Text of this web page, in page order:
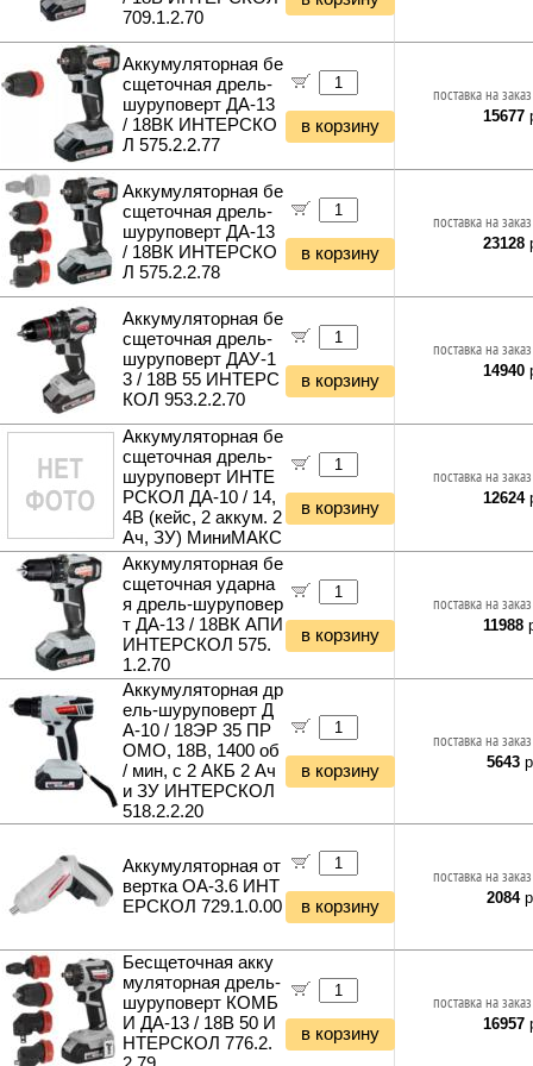
Инструменты и техника прочее
Электрика и Освещение
Выключатели и переключатели
Умные выключатели
Розетки силовые
Умные розетки
Розетки сетевые
Розетки телевизионные
Рамки и монтажные элементы
Выключатели автоматические
Выключатели дифф.тока
Реле
Щиты распределительные
Кабель силовой (бухты)
Вилки разборные
Кабельные каналы
Гофры и металлорукава
Аксесcуары для электромонтажа
Мультиметры и измерители тока
Электрика прочее
Светодиодные лампы E14
Светодиодные лампы E27
Светодиодные лампы E40
Светодиодные лампы GU4
Светодиодные лампы GU5.3
Светодиодные лампы GU10
Светодиодные лампы GX53
Светодиодные лампы G4
Светодиодные лампы G13
Умные лампы и светильники
Светодиодные светильники
Светодиодные ленты
Блоки питания для светодиодных лент
Фитосветильники и фитолампы
Светильники настольные
Фонари и мобильные светильники
Ночники и декоративные светильники
Гирлянды и гибкий неон
Услуги и Подарки
Идеи для подарков
Подарочные карты
Полезные мелочи и сувениры
Курьерская доставка
Уценённые товары
Уценка Корпуса и Блоки питания
Уценка Принтеры и Сканеры
Уценка Картриджи и Расходники
Уценка Сетевое оборудование
Уценка Электропитание
Уценка Клавиатуры и Мыши
Уценка Колонки и Наушники
Уценка Рули и Джойстики
Уценка Компьютерная периферия
Уценка Мультимедиа
Уценка Автоэлектроника
709.1.2.70
Аккумуляторная бе
сщеточная дрель-
шуруповерт ДА-13
/ 18ВК ИНТЕРСКО
Л 575.2.2.77
в корзину
поставка на
15677
Аккумуляторная бе
сщеточная дрель-
шуруповерт ДА-13
/ 18ВК ИНТЕРСКО
Л 575.2.2.78
в корзину
поставка на
23128
Аккумуляторная бе
сщеточная дрель-
шуруповерт ДАУ-1
3 / 18В 55 ИНТЕРС
КОЛ 953.2.2.70
в корзину
поставка на
14940
Аккумуляторная бе
сщеточная дрель-
шуруповерт ИНТЕ
РСКОЛ ДА-10 / 14,
4В (кейс, 2 аккум. 2
Ач, ЗУ) МиниМАКС
в корзину
поставка на
12624
Аккумуляторная бе
сщеточная ударна
я дрель-шуруповер
т ДА-13 / 18ВК АПИ
ИНТЕРСКОЛ 575.
1.2.70
в корзину
поставка на
11988
Аккумуляторная др
ель-шуруповерт Д
А-10 / 18ЭР 35 ПР
ОМО, 18В, 1400 об
/ мин, с 2 АКБ 2 Ач
и ЗУ ИНТЕРСКОЛ
518.2.2.20
в корзину
поставка на
5643
Аккумуляторная от
вертка ОА-3.6 ИНТ
ЕРСКОЛ 729.1.0.00
в корзину
поставка на
2084
Бесщеточная акку
муляторная дрель-
шуруповерт КОМБ
И ДА-13 / 18В 50 И
НТЕРСКОЛ 776.2.
в корзину
поставка на
16957